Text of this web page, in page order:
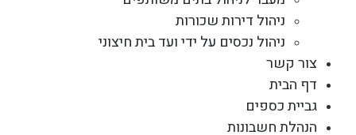
ניהול דירות שכורות
ניהול נכסים על ידי ועד בית חיצוני
צור קשר
דף הבית
גביית כספים
הנהלת חשבונות